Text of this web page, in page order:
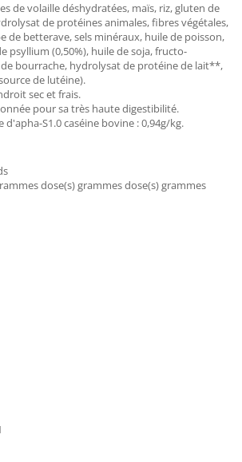
de volaille déshydratées, maïs, riz, gluten de
de protéines animales, fibres végétales,
de betterave, sels minéraux, huile de poisson,
psyllium (0,50%), huile de soja, fructo-
bourrache, hydrolysat de protéine de lait**,
de lutéine).
sec et frais.​
pour sa très haute digestibilité.
S1.0 caséine bovine : 0,94g/kg.
dose(s) grammes dose(s) grammes